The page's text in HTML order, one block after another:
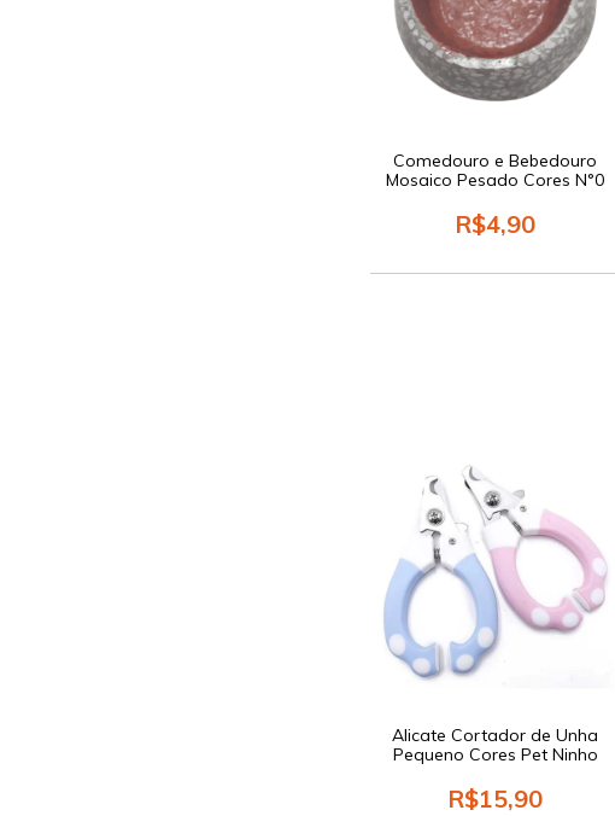
Comedouro e Bebedouro
Mosaico Pesado Cores N°0
R$4,90
Alicate Cortador de Unha
Pequeno Cores Pet Ninho
R$15,90